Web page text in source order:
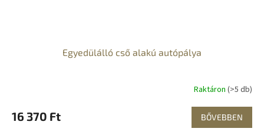
Egyedülálló cső alakú autópálya
Raktáron (>5 db)
16 370 Ft BŐVEBBEN